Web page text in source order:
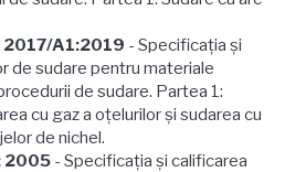
2017/A1:2019 - Specificaţia şi
de sudare pentru materiale
de sudare. Partea 1:
cu gaz a oţelurilor şi sudarea cu
de nichel.
2005 - Specificaţia şi calificarea